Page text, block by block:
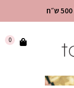
0